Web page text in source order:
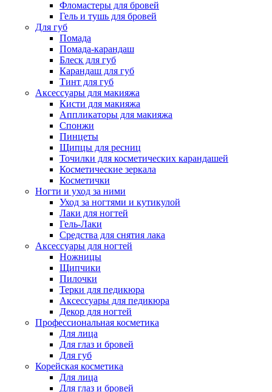
Фломастеры для бровей
Гель и тушь для бровей
Для губ
Помада
Помада-карандаш
Блеск для губ
Карандаш для губ
Тинт для губ
Аксессуары для макияжа
Кисти для макияжа
Аппликаторы для макияжа
Спонжи
Пинцеты
Щипцы для ресниц
Точилки для косметических карандашей
Косметические зеркала
Косметички
Ногти и уход за ними
Уход за ногтями и кутикулой
Лаки для ногтей
Гель-Лаки
Средства для снятия лака
Аксессуары для ногтей
Ножницы
Щипчики
Пилочки
Терки для педикюра
Аксессуары для педикюра
Декор для ногтей
Профессиональная косметика
Для лица
Для глаз и бровей
Для губ
Корейская косметика
Для лица
Для глаз и бровей